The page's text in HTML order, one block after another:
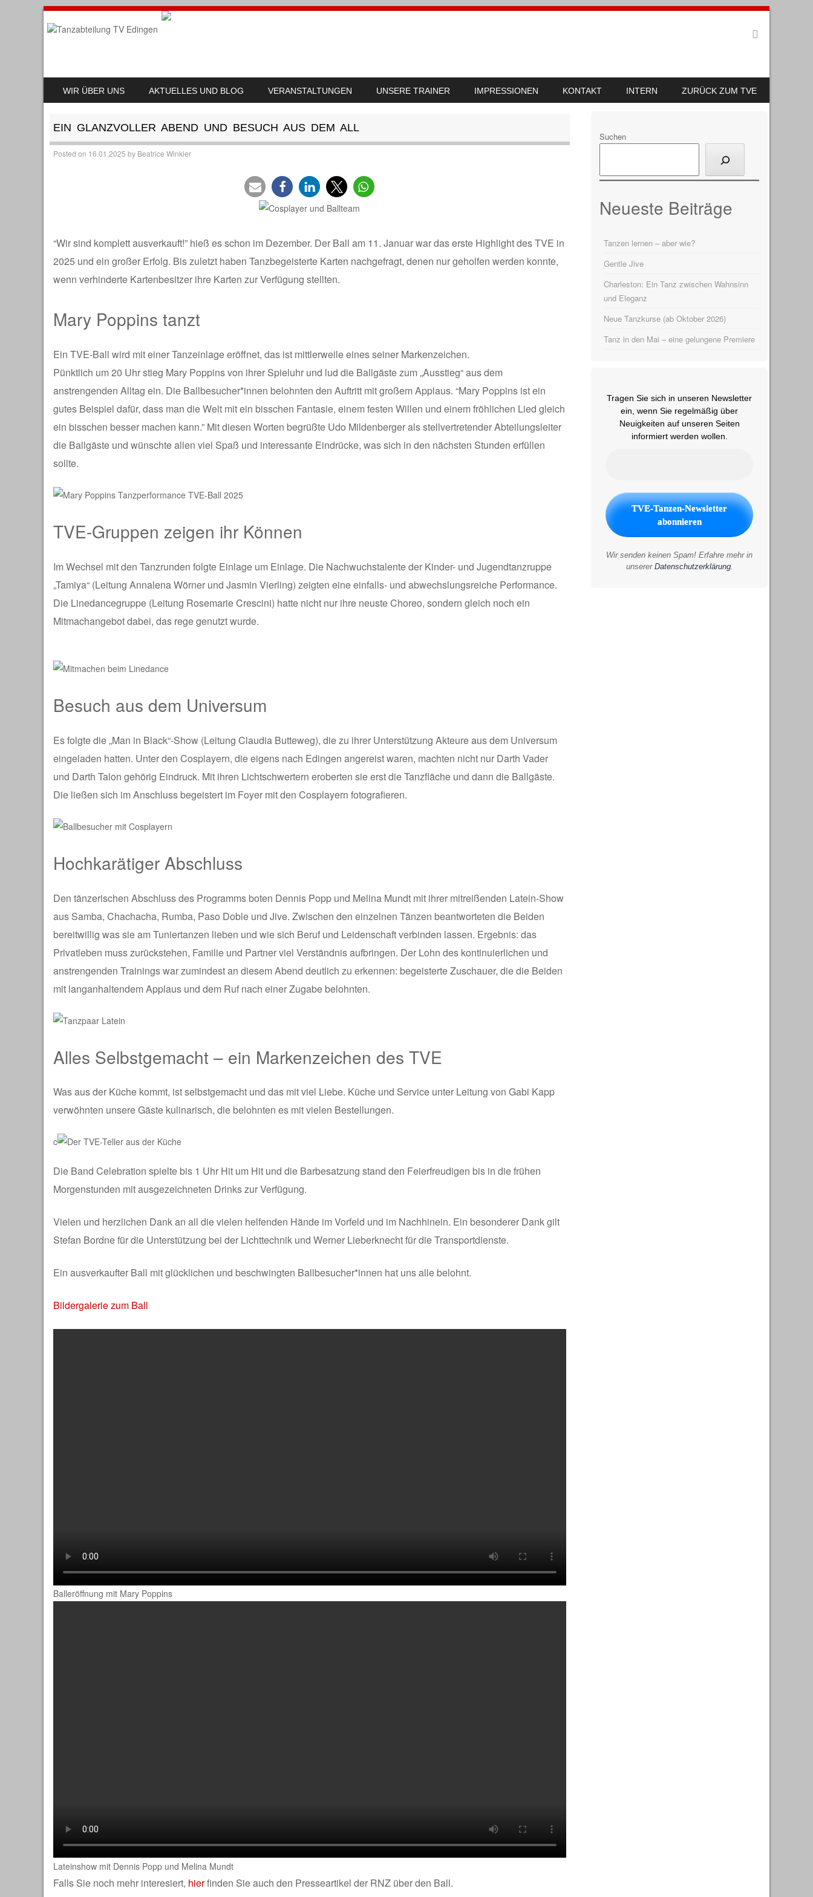
MENU
SKIP TO CONTENT
WIR ÜBER UNS AKTUELLES UND BLOG VERANSTALTUNGEN UNSERE TRAINER IMPRESSIONEN KONTAKT INTERN ZURÜCK ZUM TVE
EIN GLANZVOLLER ABEND UND BESUCH AUS DEM ALL
Posted on 16.01.2025 by Beatrice Winkler
“Wir sind komplett ausverkauft!” hieß es schon im Dezember. Der Ball am 11. Januar war das erste Highlight des TVE in
2025 und ein großer Erfolg. Bis zuletzt haben Tanzbegeisterte Karten nachgefragt, denen nur geholfen werden konnte,
wenn verhinderte Kartenbesitzer ihre Karten zur Verfügung stellten.
Mary Poppins tanzt
Ein TVE-Ball wird mit einer Tanzeinlage eröffnet, das ist mittlerweile eines seiner Markenzeichen.
Pünktlich um 20 Uhr stieg Mary Poppins von ihrer Spieluhr und lud die Ballgäste zum „Ausstieg“ aus dem
anstrengenden Alltag ein. Die Ballbesucher*innen belohnten den Auftritt mit großem Applaus. “Mary Poppins ist ein
gutes Beispiel dafür, dass man die Welt mit ein bisschen Fantasie, einem festen Willen und einem fröhlichen Lied gleich
ein bisschen besser machen kann.” Mit diesen Worten begrüßte Udo Mildenberger als stellvertretender Abteilungsleiter
die Ballgäste und wünschte allen viel Spaß und interessante Eindrücke, was sich in den nächsten Stunden erfüllen
sollte.
TVE-Gruppen zeigen ihr Können
Im Wechsel mit den Tanzrunden folgte Einlage um Einlage. Die Nachwuchstalente der Kinder- und Jugendtanzruppe
„Tamiya“ (Leitung Annalena Wörner und Jasmin Vierling) zeigten eine einfalls- und abwechslungsreiche Performance.
Die Linedancegruppe (Leitung Rosemarie Crescini) hatte nicht nur ihre neuste Choreo, sondern gleich noch ein
Mitmachangebot dabei, das rege genutzt wurde.
Besuch aus dem Universum
Es folgte die „Man in Black“-Show (Leitung Claudia Butteweg), die zu ihrer Unterstützung Akteure aus dem Universum
eingeladen hatten. Unter den Cosplayern, die eigens nach Edingen angereist waren, machten nicht nur Darth Vader
und Darth Talon gehörig Eindruck. Mit ihren Lichtschwertern eroberten sie erst die Tanzfläche und dann die Ballgäste.
Die ließen sich im Anschluss begeistert im Foyer mit den Cosplayern fotografieren.
Hochkarätiger Abschluss
Den tänzerischen Abschluss des Programms boten Dennis Popp und Melina Mundt mit ihrer mitreißenden Latein-Show
aus Samba, Chachacha, Rumba, Paso Doble und Jive. Zwischen den einzelnen Tänzen beantworteten die Beiden
bereitwillig was sie am Tuniertanzen lieben und wie sich Beruf und Leidenschaft verbinden lassen. Ergebnis: das
Privatleben muss zurückstehen, Familie und Partner viel Verständnis aufbringen. Der Lohn des kontinuierlichen und
anstrengenden Trainings war zumindest an diesem Abend deutlich zu erkennen: begeisterte Zuschauer, die die Beiden
mit langanhaltendem Applaus und dem Ruf nach einer Zugabe belohnten.
Alles Selbstgemacht – ein Markenzeichen des TVE
Was aus der Küche kommt, ist selbstgemacht und das mit viel Liebe. Küche und Service unter Leitung von Gabi Kapp
verwöhnten unsere Gäste kulinarisch, die belohnten es mit vielen Bestellungen.
c
Die Band Celebration spielte bis 1 Uhr Hit um Hit und die Barbesatzung stand den Feierfreudigen bis in die frühen
Morgenstunden mit ausgezeichneten Drinks zur Verfügung.
Vielen und herzlichen Dank an all die vielen helfenden Hände im Vorfeld und im Nachhinein. Ein besonderer Dank gilt
Stefan Bordne für die Unterstützung bei der Lichttechnik und Werner Lieberknecht für die Transportdienste.
Ein ausverkaufter Ball mit glücklichen und beschwingten Ballbesucher*innen hat uns alle belohnt.
Bildergalerie zum Ball
Balleröffnung mit Mary Poppins
Lateinshow mit Dennis Popp und Melina Mundt
Falls Sie noch mehr interesiert, hierfinden Sie auch den Presseartikel der RNZ über den Ball.
Suchen
Neueste Beiträge
Tanzen lernen – aber wie?
Gentle Jive
Charleston: Ein Tanz zwischen Wahnsinn
und Eleganz
Neue Tanzkurse (ab Oktober 2026)
Tanz in den Mai – eine gelungene Premiere
Tragen Sie sich in unseren Newsletter
ein, wenn Sie regelmäßig über
Neuigkeiten auf unseren Seiten
informiert werden wollen.
Wir senden keinen Spam! Erfahre mehr in
unserer Datenschutzerklärung.